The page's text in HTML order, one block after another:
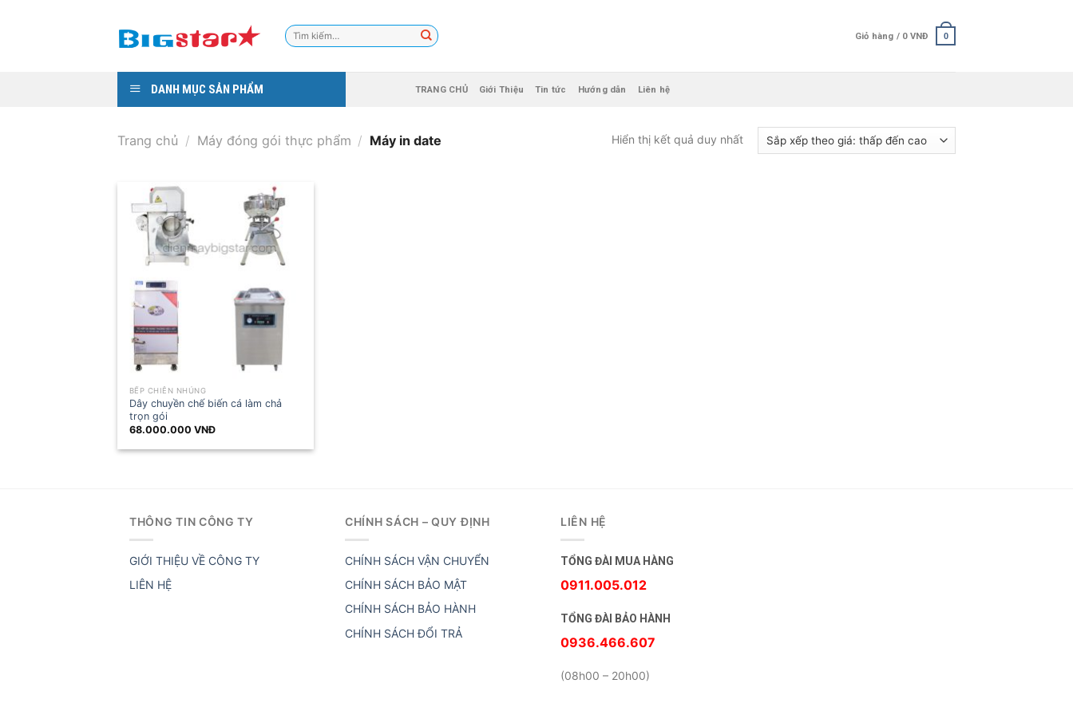
Tìm
kiếm:
Giỏ hàng / 0 VNĐ 0
DANH MỤC SẢN PHẨM TRANG CHỦ Giới Thiệu Tin tức Hướng dẫn Liên hệ
Trang chủ / Máy đóng gói thực phẩm / Máy in date Hiển thị kết quả duy nhất
BẾP CHIÊN NHÚNG
Dây chuyền chế biến cá làm chả
trọn gói
68.000.000 VNĐ
THÔNG TIN CÔNG TY
GIỚI THIỆU VỀ CÔNG TY
LIÊN HỆ
CHÍNH SÁCH – QUY ĐỊNH
CHÍNH SÁCH VẬN CHUYỂN
CHÍNH SÁCH BẢO MẬT
CHÍNH SÁCH BẢO HÀNH
CHÍNH SÁCH ĐỔI TRẢ
LIÊN HỆ
TỔNG ĐÀI MUA HÀNG
0911.005.012
TỔNG ĐÀI BẢO HÀNH
0936.466.607
(08h00 – 20h00)